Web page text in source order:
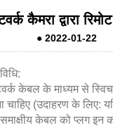
कैमरा द्वारा
● 2022-01-22
केबल के माध्यम से
(उदाहरण के लिए:
केबल को प्लग इन